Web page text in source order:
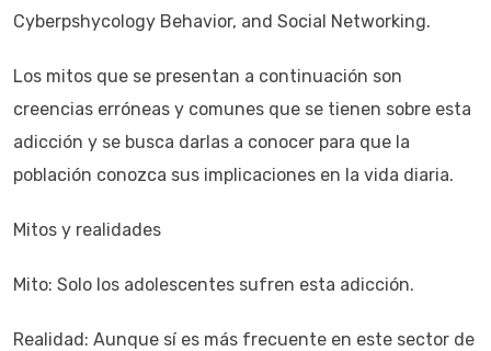
Cyberpshycology Behavior, and Social Networking.
Los mitos que se presentan a continuación son
creencias erróneas y comunes que se tienen sobre esta
adicción y se busca darlas a conocer para que la
población conozca sus implicaciones en la vida diaria.
Mitos y realidades
Mito: Solo los adolescentes sufren esta adicción.
Realidad: Aunque sí es más frecuente en este sector de